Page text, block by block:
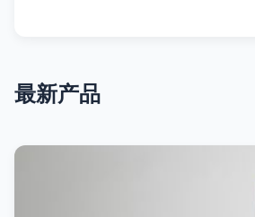
最新产品